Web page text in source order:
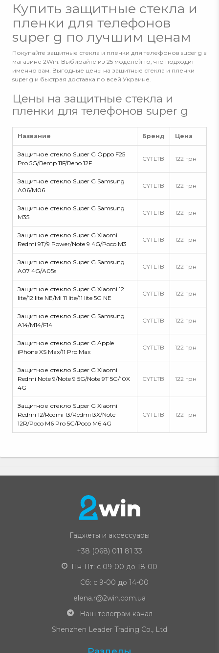
Купить защитные стекла и
пленки для телефонов
super g по лучшим ценам
Покупайте защитные стекла и пленки для телефонов super g в
магазине 2Win. Выбирайте из 25 моделей то, что подходит
именно вам. Выгодные цены на защитные стекла и пленки
super g и быстрая доставка по всей Украине.
Цены на защитные стекла и
пленки для телефонов super g
Название Бренд Цена
Защитное стекло Super G Oppo F25
Pro 5G/Remp 11F/Reno 12F
CYTLTB 122 грн
Защитное стекло Super G Samsung
A06/M06
CYTLTB 122 грн
Защитное стекло Super G Samsung
M35
CYTLTB 122 грн
Защитное стекло Super G Xiaomi
Redmi 9T/9 Power/Note 9 4G/Poco M3
CYTLTB 122 грн
Защитное стекло Super G Samsung
A07 4G/A05s
CYTLTB 122 грн
Защитное стекло Super G Xiaomi 12
lite/12 lite NE/Mi 11 lite/11 lite 5G NE
CYTLTB 122 грн
Защитное стекло Super G Samsung
A14/M14/F14
CYTLTB 122 грн
Защитное стекло Super G Apple
iPhone XS Max/11 Pro Max
CYTLTB 122 грн
Защитное стекло Super G Xiaomi
Redmi Note 9/Note 9 5G/Note 9T 5G/10X
4G
CYTLTB 122 грн
Защитное стекло Super G Xiaomi
Redmi 12/Redmi 13/Redmi13X/Note
12R/Poco M6 Pro 5G/Poco M6 4G
CYTLTB 122 грн
Гаджеты и аксессуары
+38 (068) 011 81 33
Пн-Пт: с 09-00 до 18-00
Сб: с 9-00 до 14-00
elena.r@2win.com.ua
Наш телеграм-канал
Shenzhen Leader Trading Co., Ltd